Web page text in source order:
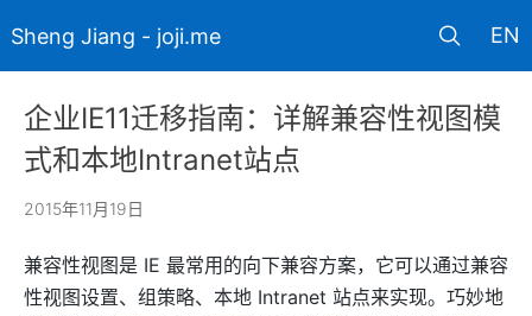
Sheng Jiang - joji.me EN
企业IE11迁移指南：详解兼容性视图模
式和本地Intranet站点
2015年11月19日
兼容性视图是 IE 最常用的向下兼容方案，它可以通过兼容
性视图设置、组策略、本地 Intranet 站点来实现。巧妙地